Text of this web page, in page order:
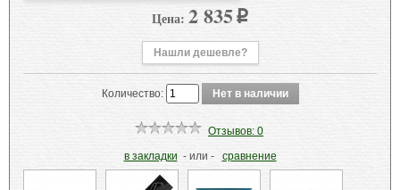
Цена: 2 835 p
Нашли дешевле?
Количество:
Отзывов: 0
в закладки - или - сравнение